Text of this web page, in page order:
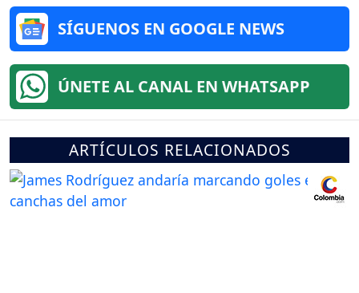
SÍGUENOS EN GOOGLE NEWS
ÚNETE AL CANAL EN WHATSAPP
ARTÍCULOS RELACIONADOS